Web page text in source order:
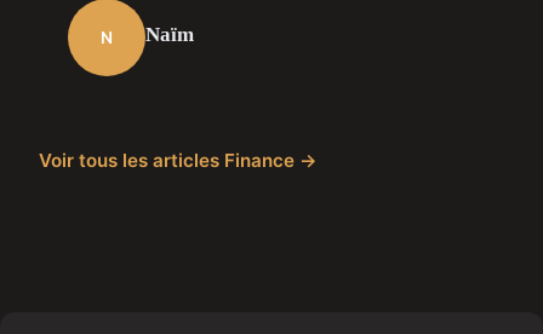
N Naïm
Voir tous les articles Finance →